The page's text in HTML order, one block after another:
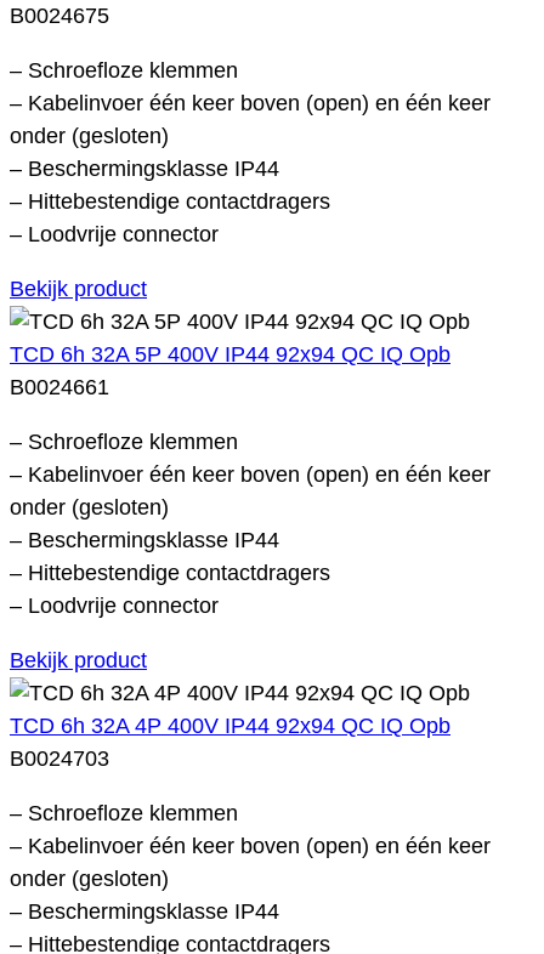
B0024675
– Schroefloze klemmen
– Kabelinvoer één keer boven (open) en één keer
onder (gesloten)
– Beschermingsklasse IP44
– Hittebestendige contactdragers
– Loodvrije connector
Bekijk product
TCD 6h 32A 5P 400V IP44 92x94 QC IQ Opb
B0024661
– Schroefloze klemmen
– Kabelinvoer één keer boven (open) en één keer
onder (gesloten)
– Beschermingsklasse IP44
– Hittebestendige contactdragers
– Loodvrije connector
Bekijk product
TCD 6h 32A 4P 400V IP44 92x94 QC IQ Opb
B0024703
– Schroefloze klemmen
– Kabelinvoer één keer boven (open) en één keer
onder (gesloten)
– Beschermingsklasse IP44
– Hittebestendige contactdragers